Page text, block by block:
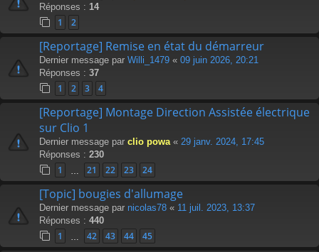
Réponses : 14
1 2
[Reportage] Remise en état du démarreur
Dernier message par Willi_1479 « 09 juin 2026, 20:21
Réponses : 37
1 2 3 4
[Reportage] Montage Direction Assistée électrique
sur Clio 1
Dernier message par clio powa « 29 janv. 2024, 17:45
Réponses : 230
1 21 22 23 24
[Topic] bougies d'allumage
Dernier message par nicolas78 « 11 juil. 2023, 13:37
Réponses : 440
1 42 43 44 45